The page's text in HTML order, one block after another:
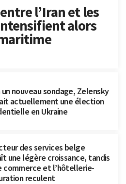
l’Iran et les
alors
nouveau sondage, Zelensky
actuellement une élection
en Ukraine
des services belge
une légère croissance, tandis
commerce et l’hôtellerie-
reculent